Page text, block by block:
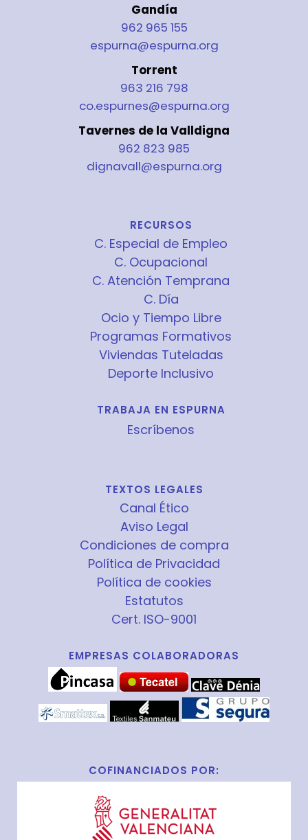
Gandía
962 965 155
espurna@espurna.org
Torrent
963 216 798
co.espurnes@espurna.org
Tavernes de la Valldigna
962 823 985
dignavall@espurna.org
RECURSOS
C. Especial de Empleo
C. Ocupacional
C. Atención Temprana
C. Día
Ocio y Tiempo Libre
Programas Formativos
Viviendas Tuteladas
Deporte Inclusivo
TRABAJA EN ESPURNA
Escríbenos
TEXTOS LEGALES
Canal Ético
Aviso Legal
Condiciones de compra
Política de Privacidad
Política de cookies
Estatutos
Cert. ISO-9001
EMPRESAS COLABORADORAS
COFINANCIADOS POR: